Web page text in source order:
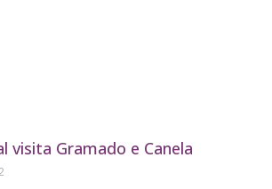
visita Gramado e Canela